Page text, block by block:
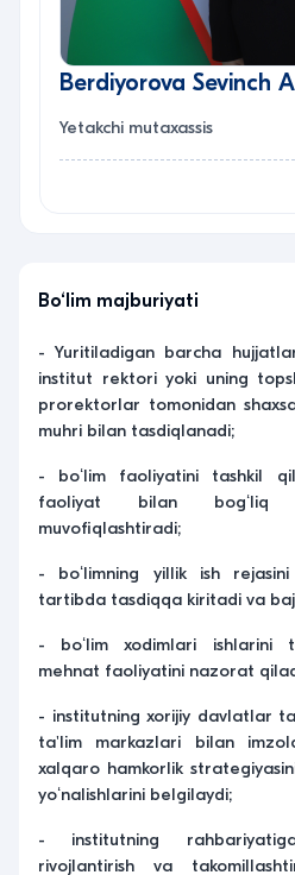
Berdiyorova Sevinch
Yetakchi mutaxassis
Bo‘lim majburiyati
- Yuritiladigan barcha
institut rektori yoki uning
prorektorlar tomonidan
muhri bilan tasdiqlanadi;
- boʻlim faoliyatini tashkil
faoliyat bilan bogʻliq
muvofiqlashtiradi;
- boʻlimning yillik ish
tartibda tasdiqqa kiritadi va
- boʻlim xodimlari ishlarini
mehnat faoliyatini nazorat
- institutning xorijiy davlatlar
ta'lim markazlari bilan
xalqaro hamkorlik
yoʻnalishlarini belgilaydi;
- institutning
rivojlantirish va